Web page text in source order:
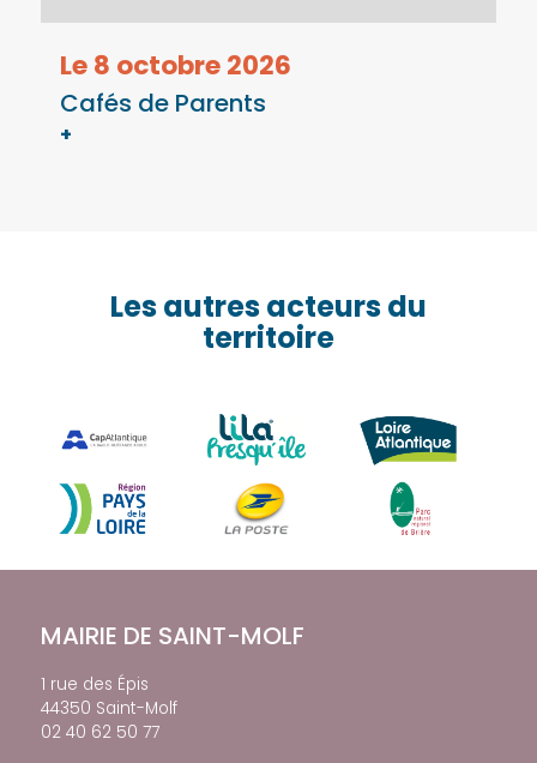
Le 8 octobre 2026
Cafés de Parents
+
Les autres acteurs du
territoire
MAIRIE DE SAINT-MOLF
1 rue des Épis
44350 Saint-Molf
02 40 62 50 77